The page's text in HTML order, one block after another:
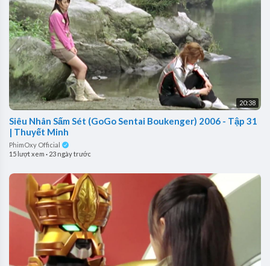
20:38
Siêu Nhân Sấm Sét (GoGo Sentai Boukenger) 2006 - Tập 31
| Thuyết Minh
PhimOxy Official
15 lượt xem · 23 ngày trước